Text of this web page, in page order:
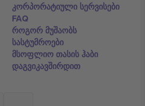
კორპორატიული სერვისები
FAQ
როგორ მუშაობს
სასტუმროები
მსოფლიო თასის ჰაბი
დაგვიკავშირდით